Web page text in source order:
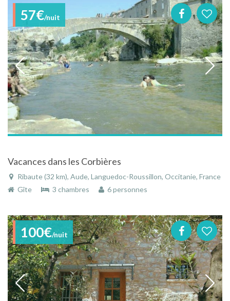
57€/nuit
Vacances dans les Corbières
Ribaute (32 km), Aude, Languedoc-Roussillon, Occitanie, France
Gîte
3 chambres 6 personnes
100€/nuit